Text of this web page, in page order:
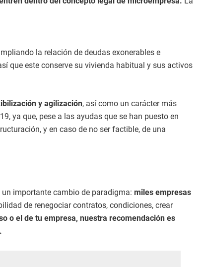
la relación de deudas exonerables e
que este conserve su vivienda habitual y sus activos
y agilización, así como un carácter más
ya que, pese a las ayudas que se han puesto en
y en caso de no ser factible, de una
importante cambio de paradigma: miles empresas
de renegociar contratos, condiciones, crear
o el de tu empresa, nuestra recomendación es